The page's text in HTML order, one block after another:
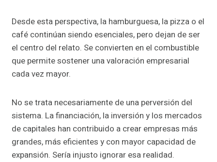
Desde esta perspectiva, la hamburguesa, la pizza o el
café continúan siendo esenciales, pero dejan de ser
el centro del relato. Se convierten en el combustible
que permite sostener una valoración empresarial
cada vez mayor.
No se trata necesariamente de una perversión del
sistema. La financiación, la inversión y los mercados
de capitales han contribuido a crear empresas más
grandes, más eficientes y con mayor capacidad de
expansión. Sería injusto ignorar esa realidad.